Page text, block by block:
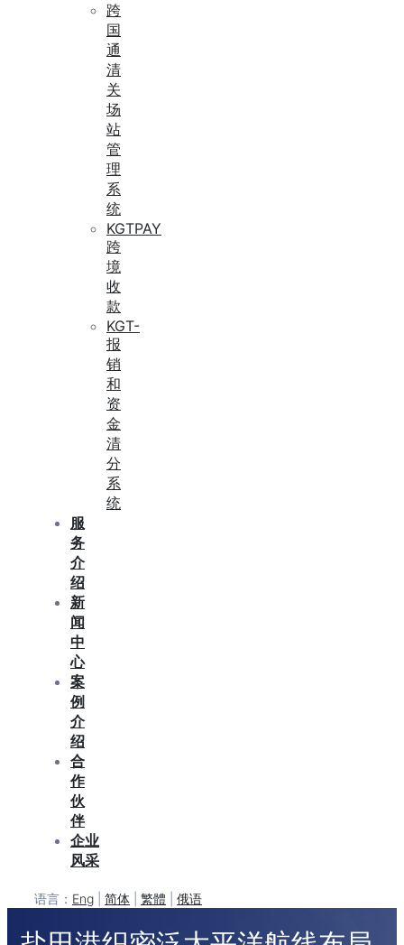
跨
国
通
清
关
场
站
管
理
系
统
KGTPAY
跨
境
收
款
KGT-
报
销
和
资
金
清
分
系
统
服
务
介
绍
新
闻
中
心
案
例
介
绍
合
作
伙
伴
企业
风采
语言： Eng 简体 繁體 俄语